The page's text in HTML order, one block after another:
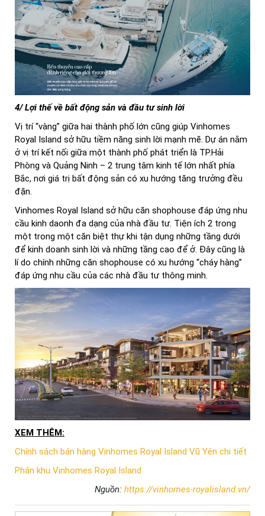
4/ Lợi thế về bất động sản và đầu tư sinh lời
Vị trí “vàng” giữa hai thành phố lớn cũng giúp Vinhomes
Royal Island sở hữu tiềm năng sinh lời mạnh mẽ. Dự án nằm
ở vị trí kết nối giữa một thành phố phát triển là TP.Hải
Phòng và Quảng Ninh – 2 trung tâm kinh tế lớn nhất phía
Bắc, nơi giá trị bất động sản có xu hướng tăng trưởng đều
đặn.
Vinhomes Royal Island sở hữu căn shophouse đáp ứng nhu
cầu kinh daonh đa dạng của nhà đầu tư. Tiện ích 2 trong
một trong một căn biệt thự khi tận dụng những tầng dưới
để kinh doanh sinh lời và những tầng cao để ở. Đây cũng là
lí do chính những căn shophouse có xu hướng “cháy hàng”
đáp ứng nhu cầu của các nhà đầu tư thông minh.
XEM THÊM:
Chính sách bán hàng Vinhomes Royal Island Vũ Yên chi tiết
Phân khu Vinhomes Royal Island
Nguồn: https://vinhomes-royalisland.vn/